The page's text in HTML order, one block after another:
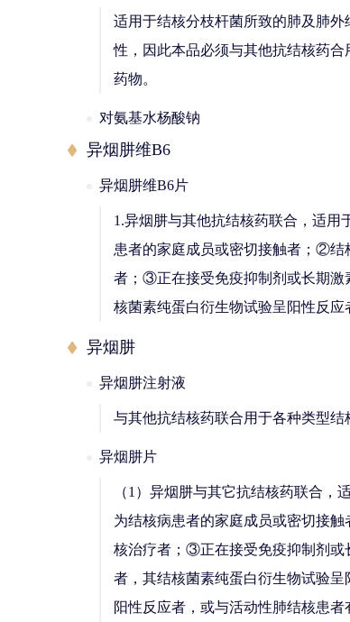
适用于结核分枝杆菌所致的肺及肺
性，因此本品必须与其他抗结核药
药物。
对氨基水杨酸钠
异烟肼维B6
异烟肼维B6片
1.异烟肼与其他抗结核药联合，适
患者的家庭成员或密切接触者；②结
者；③正在接受免疫抑制剂或长期激
核菌素纯蛋白衍生物试验呈阳性反
异烟肼
异烟肼注射液
与其他抗结核药联合用于各种类型结
异烟肼片
（1）异烟肼与其它抗结核药联合
为结核病患者的家庭成员或密切接
核治疗者；③正在接受免疫抑制剂或
者，其结核菌素纯蛋白衍生物试验
阳性反应者，或与活动性肺结核患者